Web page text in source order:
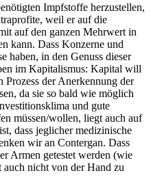
Impfstoffe herzustellen,
weil er auf die
auf den ganzen Mehrwert in
kann. Dass Konzerne und
haben, in den Genuss dieser
im Kapitalismus: Kapital will
Prozess der Anerkennung der
da sie so bald wie möglich
und gute
müssen/wollen, liegt auch auf
dass jeglicher medizinische
wir an Contergan. Dass
Armen getestet werden (wie
auch nicht von der Hand zu